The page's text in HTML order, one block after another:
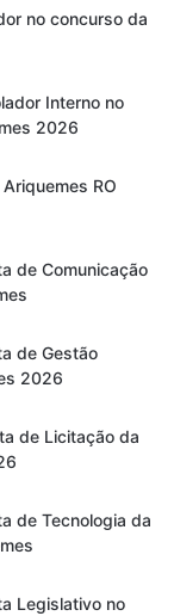
no concurso da
Interno no
2026
RO
de Comunicação
de Gestão
2026
de Licitação da
de Tecnologia da
Legislativo no